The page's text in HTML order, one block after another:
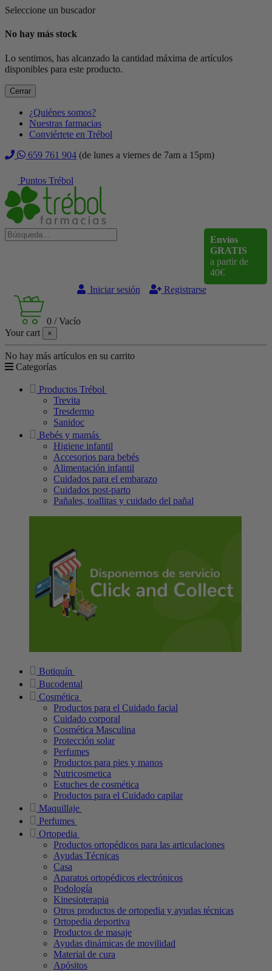
Seleccione un buscador
No hay más stock
Lo sentimos, has alcanzado la cantidad máxima de artículos
disponibles para este producto.
Cerrar
¿Quiénes somos?
Nuestras farmacias
Conviértete en Trébol
659 761 904 (de lunes a viernes de 7am a 15pm)
Puntos Trébol
Envíos
GRATIS
a partir de
40€
Iniciar sesión
Registrarse
0 /Vacío
Your cart
×
No hay más artículos en su carrito
Categorías
Productos Trébol
Trevita
Tresdermo
Sanidoc
Bebés y mamás
Higiene infantil
Accesorios para bebés
Alimentación infantil
Cuidados para el embarazo
Cuidados post-parto
Pañales, toallitas y cuidado del pañal
Botiquín
Bucodental
Cosmética
Productos para el Cuidado facial
Cuidado corporal
Cosmética Masculina
Protección solar
Perfumes
Productos para pies y manos
Nutricosmetica
Estuches de cosmética
Productos para el Cuidado capilar
Maquillaje
Perfumes
Ortopedia
Productos ortopédicos para las articulaciones
Ayudas Técnicas
Casa
Aparatos ortopédicos electrónicos
Podología
Kinesioterapia
Otros productos de ortopedia y ayudas técnicas
Ortopedia deportiva
Productos de masaje
Ayudas dinámicas de movilidad
Material de cura
Apósitos